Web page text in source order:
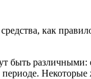
как
быть различными:
периоде.